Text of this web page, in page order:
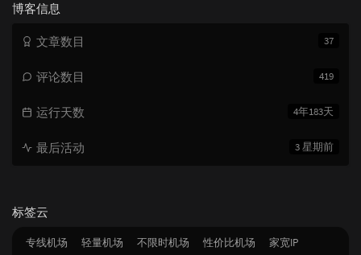
博客信息
37
文章数目
419
评论数目
4年183天
运行天数
3 星期前
最后活动
标签云
专线机场 轻量机场 不限时机场 性价比机场
家宽IP